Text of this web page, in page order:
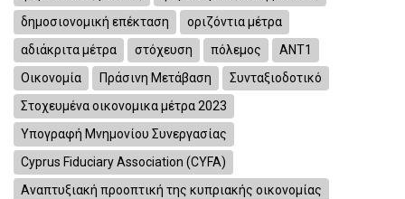
δημοσιονομική επέκταση
οριζόντια μέτρα
αδιάκριτα μέτρα
στόχευση πόλεμος
ΑΝΤ1
Οικονομία
Πράσινη Μετάβαση
Συνταξιοδοτικό
Στοχευμένα οικονομικα μέτρα 2023
Υπογραφή Μνημονίου Συνεργασίας
Cyprus Fiduciary Association (CYFA)
Αναπτυξιακή προοπτική της κυπριακής οικονομίας